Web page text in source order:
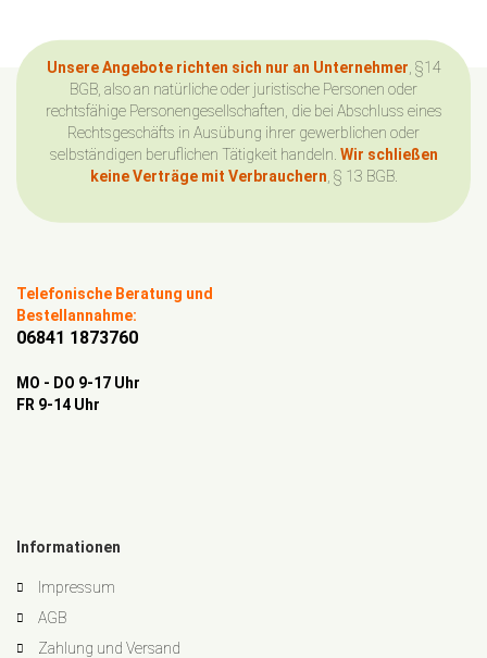
Unsere Angebote richten sich nur an Unternehmer , §14
BGB, also an natürliche oder juristische Personen oder
rechtsfähige Personengesellschaften, die bei Abschluss eines
Rechtsgeschäfts in Ausübung ihrer gewerblichen oder
selbständigen beruflichen Tätigkeit handeln. Wir schließen
keine Verträge mit Verbrauchern , § 13 BGB.
Telefonische Beratung und
Bestellannahme:
06841 1873760
MO - DO 9-17 Uhr
FR 9-14 Uhr
Informationen
Impressum
AGB
Zahlung und Versand